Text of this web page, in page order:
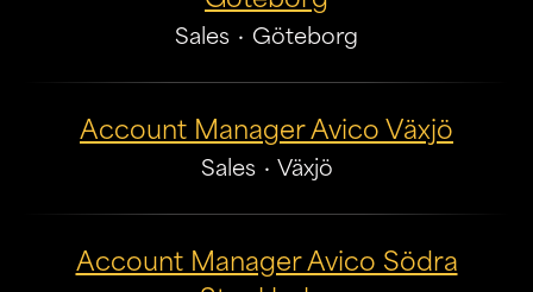
Sales · Göteborg
Account Manager Avico Växjö
Sales · Växjö
Account Manager Avico Södra